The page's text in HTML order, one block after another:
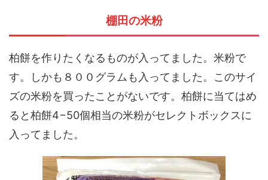
棚田の米粉
柏餅を作りたくなるものが入ってました。米粉で
す。しかも８００グラムも入ってました。このサイ
ズの米粉を買ったことがないです。柏餅に当てはめ
ると柏餅4−50個相当の米粉がセレクトボックスに
入ってました。